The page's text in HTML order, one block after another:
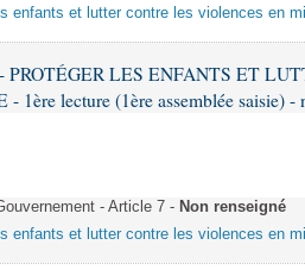
des lois
des lois
enfants et lutter contre les violences en
PROTÉGER LES ENFANTS ET
1ère lecture (1ère assemblée saisie) -
- Article 7 - Non renseigné
enfants et lutter contre les violences en